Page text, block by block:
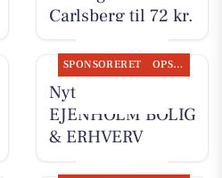
Carlsberg til 72 kr.
SPONSORERET OPSLAGSTAVLEN
Nyt fra
EJENHOLM BOLIG
& ERHVERV